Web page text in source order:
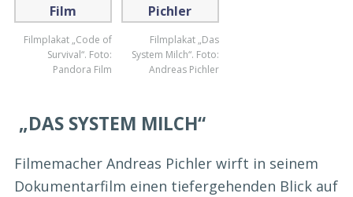
Filmplakat „Code of
Survival“. Foto:
Pandora Film
Filmplakat „Das
System Milch“. Foto:
Andreas Pichler
„DAS SYSTEM MILCH“
Filmemacher Andreas Pichler wirft in seinem
Dokumentarfilm einen tiefergehenden Blick auf